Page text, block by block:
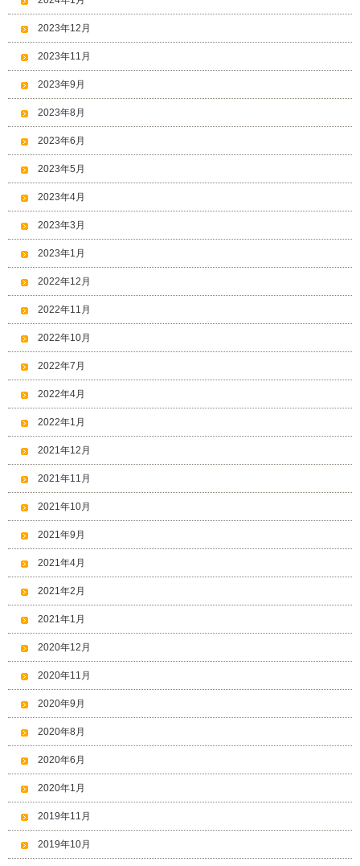
2023年12月
2023年11月
2023年9月
2023年8月
2023年6月
2023年5月
2023年4月
2023年3月
2023年1月
2022年12月
2022年11月
2022年10月
2022年7月
2022年4月
2022年1月
2021年12月
2021年11月
2021年10月
2021年9月
2021年4月
2021年2月
2021年1月
2020年12月
2020年11月
2020年9月
2020年8月
2020年6月
2020年1月
2019年11月
2019年10月